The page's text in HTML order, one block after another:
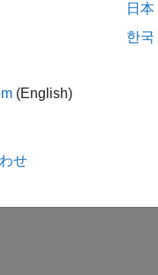
(English)
日本
한국
せ